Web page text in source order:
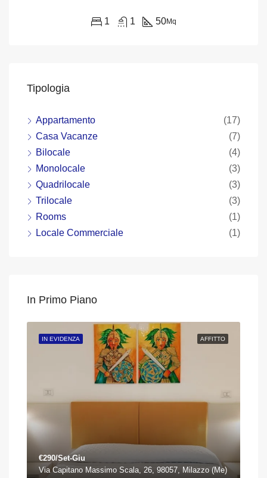
1 1 50Mq
Tipologia
Appartamento
(17)
Casa Vacanze
(7)
Bilocale
(4)
Monolocale
(3)
Quadrilocale
(3)
Trilocale
(3)
Rooms
(1)
Locale Commerciale
(1)
In Primo Piano
AFFITTO
IN EVIDENZA
€290/Set-Giu
Via Capitano Massimo Scala, 26, 98057, Milazzo (Me)